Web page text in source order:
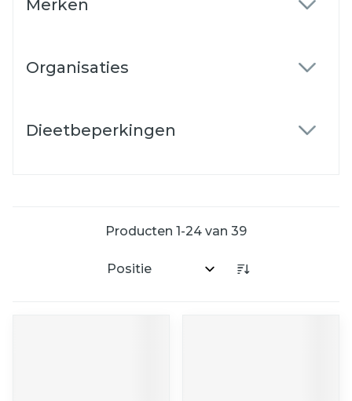
Merken
Organisaties
Dieetbeperkingen
Producten 1-24 van 39
Sorteer op: